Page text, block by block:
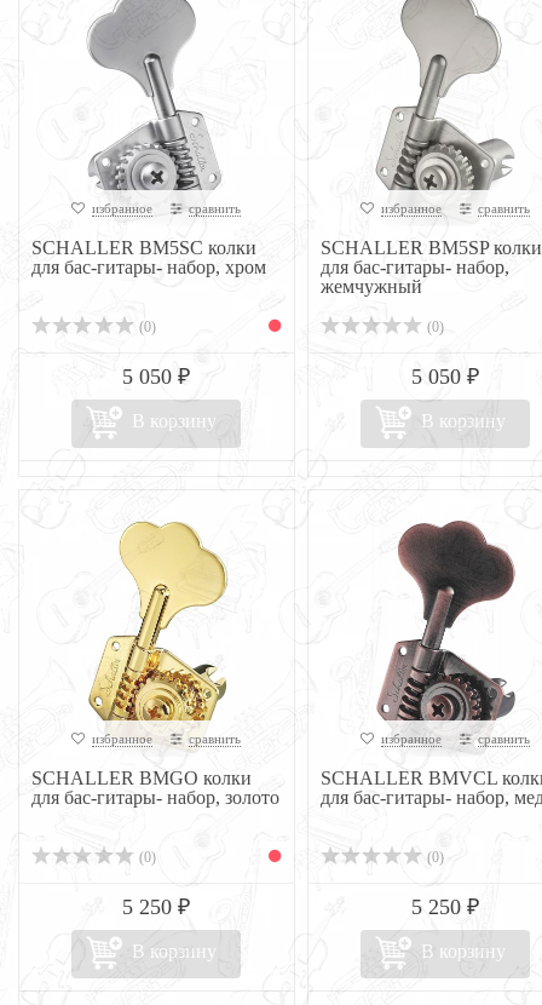
избранное сравнить
SCHALLER BM5SC колки
для бас-гитары- набор, хром
(0)
5 050 ₽
В корзину
избранное сравнить
SCHALLER BM5SP колки
для бас-гитары- набор,
жемчужный
(0)
5 050 ₽
В корзину
избранное сравнить
SCHALLER BMGO колки
для бас-гитары- набор, золото
(0)
5 250 ₽
В корзину
избранное сравнить
SCHALLER BMVCL
для бас-гитары- набор,
(0)
5 250 ₽
В корзину